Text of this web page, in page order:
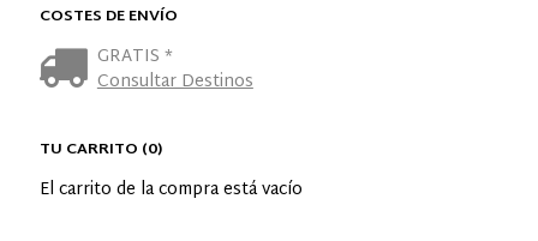
COSTES DE ENVÍO
GRATIS *
Consultar Destinos
TU CARRITO (0)
El carrito de la compra está vacío